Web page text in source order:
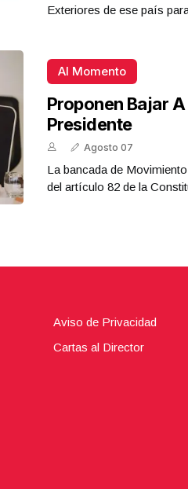
Exteriores de ese país
Al Momento
Proponen Bajar
Presidente
Agosto 07
La bancada de
del artículo 82 de la
Aviso de Privacidad
Cartas al Director